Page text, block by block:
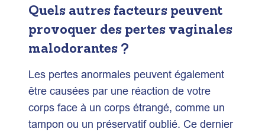
Quels autres facteurs peuvent
provoquer des pertes vaginales
malodorantes ?
Les pertes anormales peuvent également
être causées par une réaction de votre
corps face à un corps étrangé, comme un
tampon ou un préservatif oublié. Ce dernier